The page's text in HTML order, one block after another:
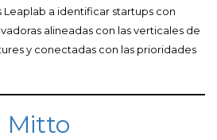
Leaplab a identificar startups con
alineadas con las verticales de
y conectadas con las prioridades
Mitto